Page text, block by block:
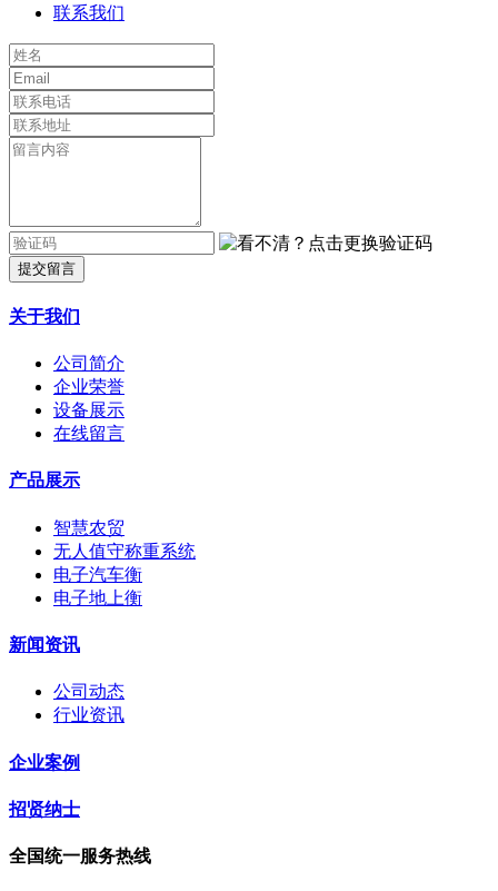
联系我们
提交留言
关于我们
公司简介
企业荣誉
设备展示
在线留言
产品展示
智慧农贸
无人值守称重系统
电子汽车衡
电子地上衡
新闻资讯
公司动态
行业资讯
企业案例
招贤纳士
全国统一服务热线